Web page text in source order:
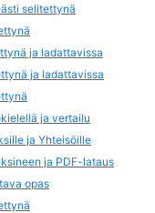
selitettynä
ja ladattavissa
ja ladattavissa
ja vertailu
ja Yhteisöille
ja PDF-lataus
opas